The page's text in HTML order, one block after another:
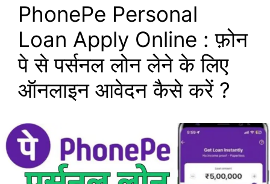
PhonePe Personal
Loan Apply Online : फ़ोन
पे से पर्सनल लोन लेने के लिए
ऑनलाइन आवेदन कैसे करें ?